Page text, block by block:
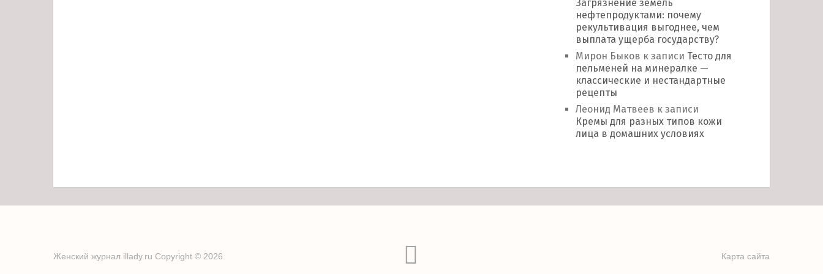
Загрязнение земель
нефтепродуктами: почему
рекультивация выгоднее, чем
выплата ущерба государству?
Мирон Быков к записи Тесто для
пельменей на минералке —
классические и нестандартные
рецепты
Леонид Матвеев к записи
Кремы для разных типов кожи
лица в домашних условиях
Женский журнал illady.ru Copyright © 2026. Карта сайта